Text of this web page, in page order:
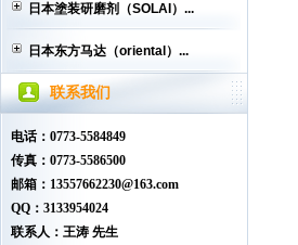
日本塗装研磨剂（SOLAI）...
日本东方马达（oriental）...
联系我们
电话：0773-5584849
传真：0773-5586500
邮箱：13557662230@163.com
QQ：3133954024
联系人：王涛 先生